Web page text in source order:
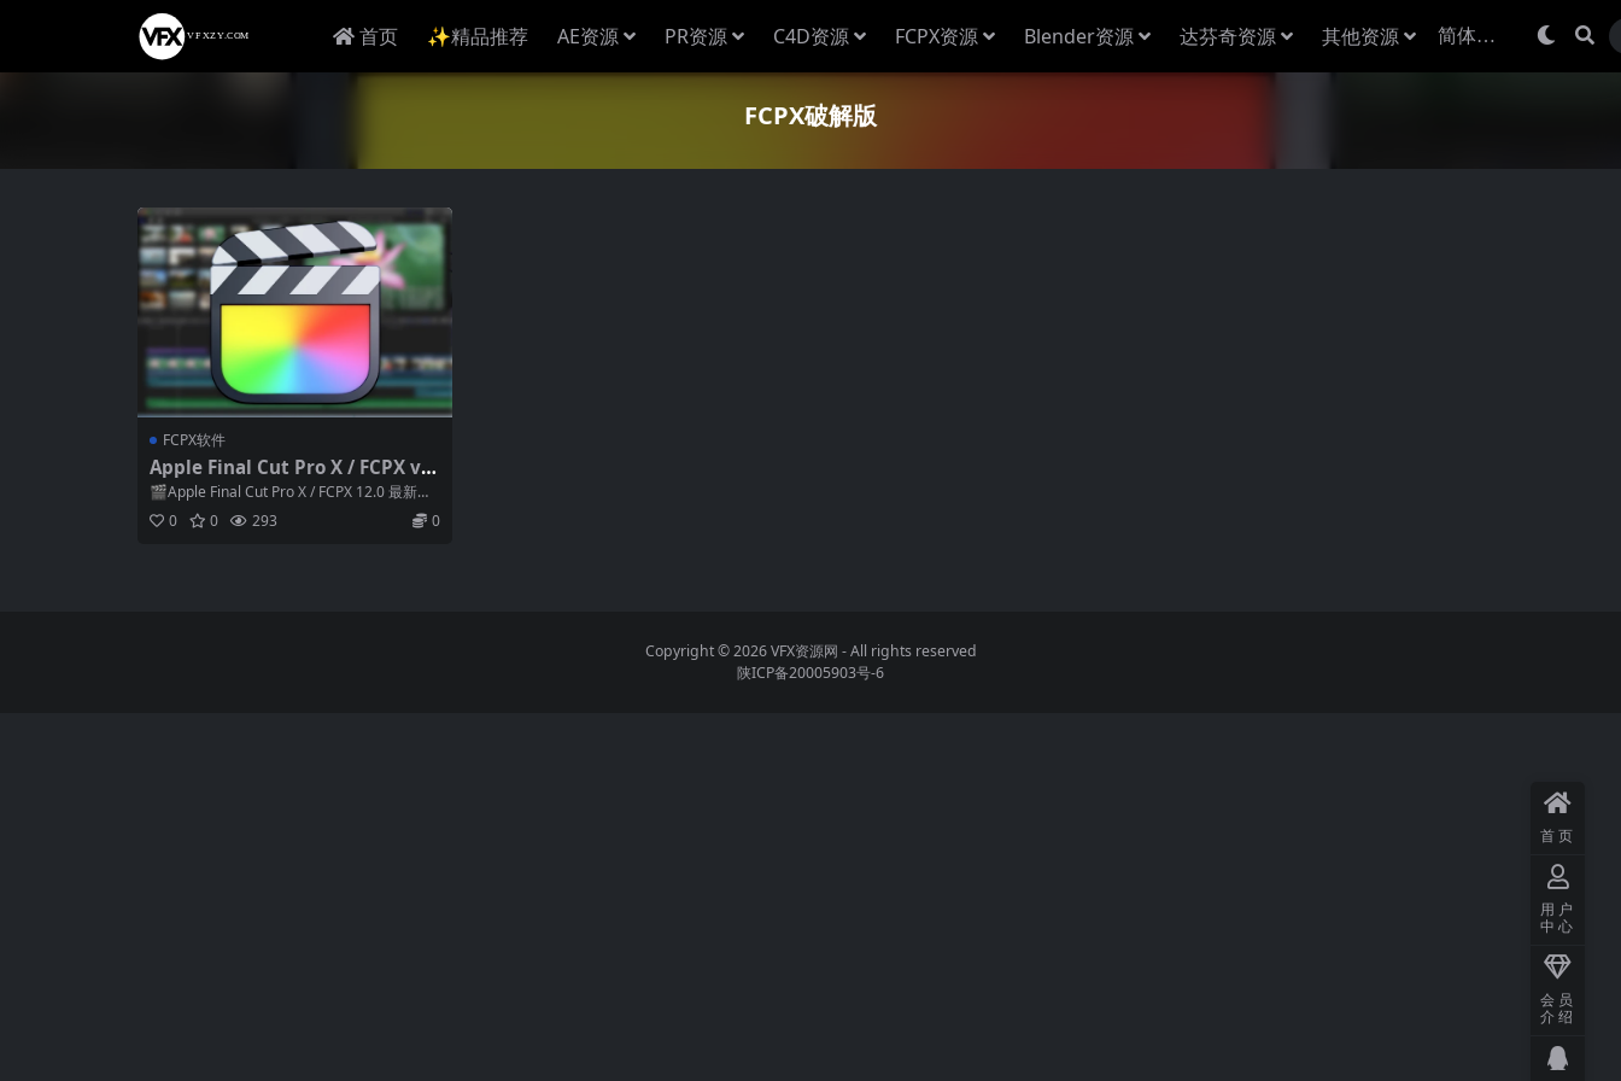
首页 ✨精品推荐 AE资源 PR资源 C4D资源 FCPX资源 Blender资源 达芬奇资源 其他资源
FCPX破解版
FCPX软件
Apple Final Cut Pro X / FCPX v1
2.0.0 中文版/英文版/多语言破解版
🎬Apple Final Cut Pro X / FCPX 12.0 最新中
文版...
0 0 293 0
Copyright © 2026VFX资源网 - All rights reserved
陕ICP备20005903号-6
首页
用户
中心
会员
介绍